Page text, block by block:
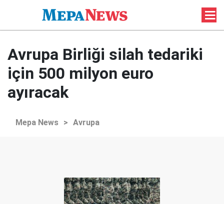
Avrupa Birliği silah tedariki
için 500 milyon euro
ayıracak
Mepa News > Avrupa